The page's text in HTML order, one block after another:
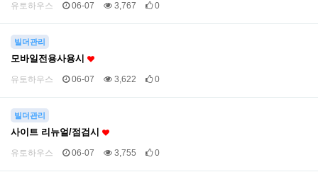
유토하우스 06-07 3,767 0
빌더관리
모바일전용사용시
유토하우스 06-07 3,622 0
빌더관리
사이트 리뉴얼/점검시
유토하우스 06-07 3,755 0